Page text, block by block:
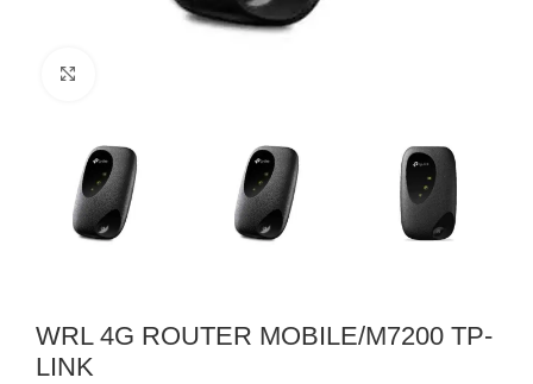
WRL 4G ROUTER MOBILE/M7200 TP-
LINK